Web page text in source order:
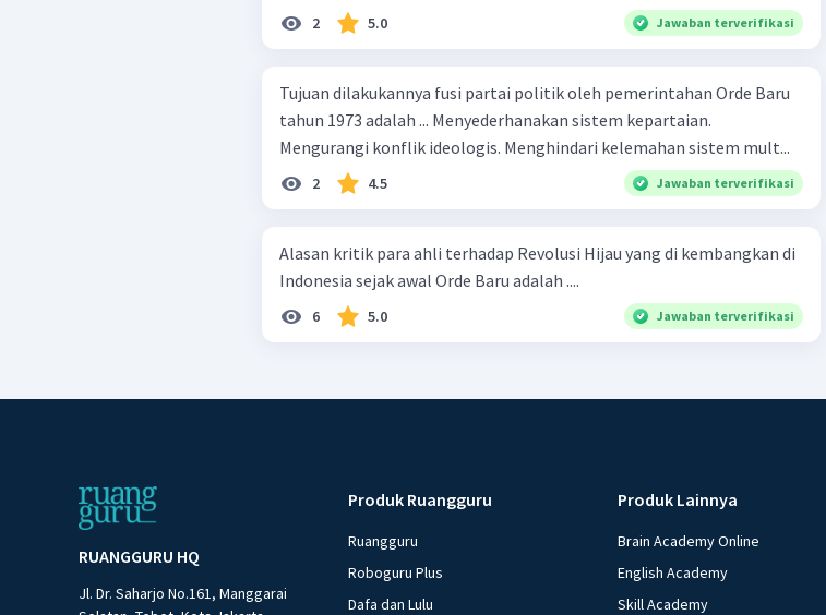
2 5.0 Jawaban terverifikasi
Tujuan dilakukannya fusi partai politik oleh pemerintahan Orde Baru
tahun 1973 adalah ... Menyederhanakan sistem kepartaian.
Mengurangi konflik ideologis. Menghindari kelemahan sistem mult...
2 4.5 Jawaban terverifikasi
Alasan kritik para ahli terhadap Revolusi Hijau yang di kembangkan di
Indonesia sejak awal Orde Baru adalah ....
6 5.0 Jawaban terverifikasi
RUANGGURU HQ
Jl. Dr. Saharjo No.161, Manggarai
Produk Ruangguru
Ruangguru
Roboguru Plus
Dafa dan Lulu
Produk Lainnya
Brain Academy Online
English Academy
Skill Academy